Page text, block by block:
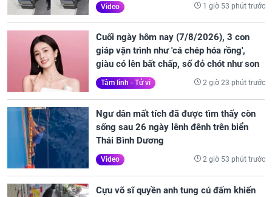
Video 1 giờ 53 phút trước
Cuối ngày hôm nay (7/8/2026), 3 con
giáp vận trình như 'cá chép hóa rồng',
giàu có lên bất chấp, số đỏ chót như son
Tâm linh - Tử vi 2 giờ 23 phút trước
Ngư dân mất tích đã được tìm thấy còn
sống sau 26 ngày lênh đênh trên biển
Thái Bình Dương
Video 2 giờ 53 phút trước
Cựu võ sĩ quyền anh tung cú đấm khiến